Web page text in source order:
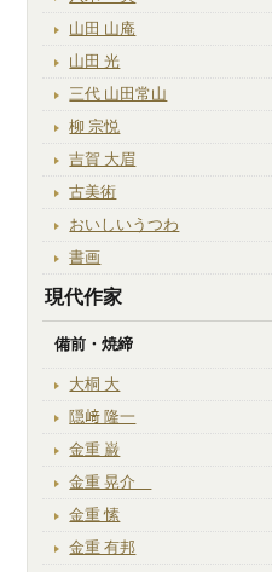
山田 山庵
山田 光
三代 山田常山
柳 宗悦
吉賀 大眉
古美術
おいしいうつわ
書画
現代作家
備前・焼締
大桐 大
隠﨑 隆一
金重 巌
金重 晃介
金重 愫
金重 有邦